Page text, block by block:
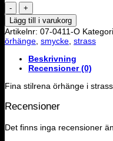
Örhänge
-
Strass
runda
mängd
Lägg till i varukorg
Artikelnr: 07-0411-O
örhänge smycke strass
Beskrivning
Recensioner (0)
Fina stilrena örhänge i
Recensioner
Det finns inga recensioner än.